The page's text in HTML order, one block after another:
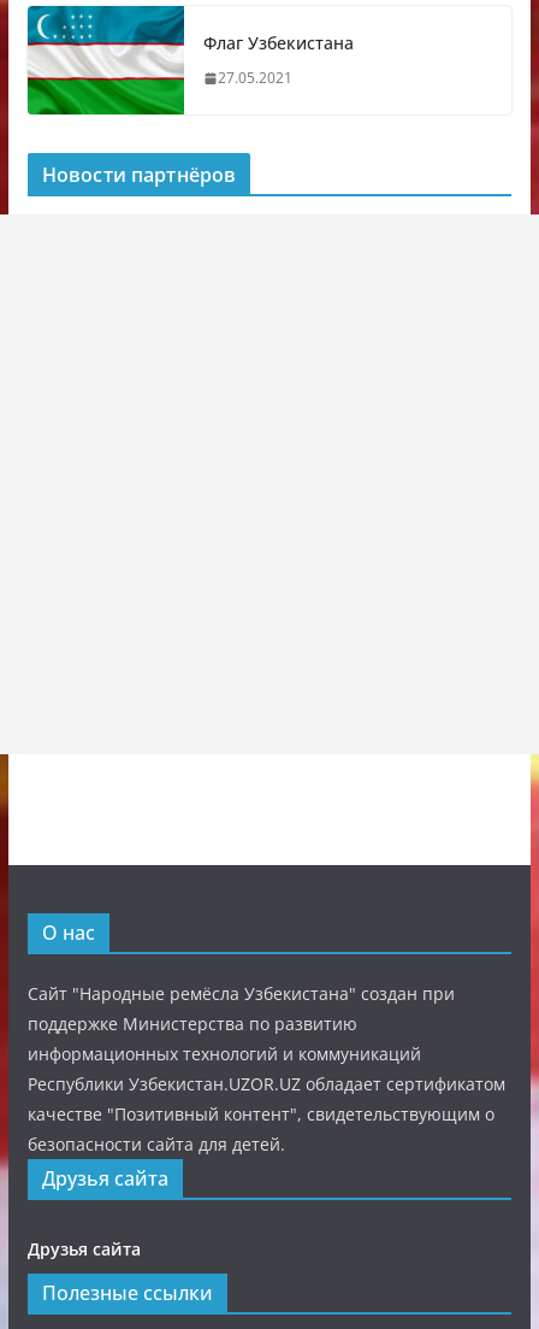
Флаг Узбекистана
27.05.2021
Новости партнёров
О нас
Сайт "Народные ремёсла Узбекистана" создан при
поддержке Министерства по развитию
информационных технологий и коммуникаций
Республики Узбекистан.UZOR.UZ обладает сертификатом
качестве "Позитивный контент", свидетельствующим о
безопасности сайта для детей.
Друзья сайта
Друзья сайта
Полезные ссылки